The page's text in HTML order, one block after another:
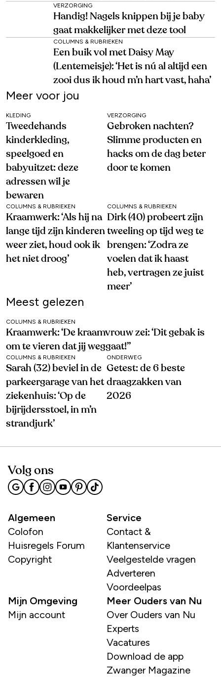
VERZORGING
Handig! Nagels knippen bij je baby
gaat makkelijker met deze tool
COLUMNS & RUBRIEKEN
Een buik vol met Daisy May
(Lentemeisje): ‘Het is nú al altijd een
zooi dus ik houd m’n hart vast, haha’
Meer voor jou
KLEDING
Tweedehands
kinderkleding,
speelgoed en
babyuitzet: deze
adressen wil je
bewaren
VERZORGING
Gebroken nachten?
Slimme producten en
hacks om de dag beter
door te komen
COLUMNS & RUBRIEKEN
Kraamwerk: ‘Als hij na
lange tijd zijn kinderen
weer ziet, houd ook ik
het niet droog’
COLUMNS & RUBRIEKEN
Dirk (40) probeert zijn
tweeling op tijd weg te
brengen: ‘Zodra ze
voelen dat ik haast
heb, vertragen ze juist
meer’
Meest gelezen
COLUMNS & RUBRIEKEN
Kraamwerk: ‘De kraamvrouw zei: ‘Dit gebak is
om te vieren dat jij weggaat!’’
COLUMNS & RUBRIEKEN
Sarah (32) beviel in de
parkeergarage van het
ziekenhuis: ‘Op de
bijrijdersstoel, in m’n
strandjurk’
ONDERWEG
Getest: de 6 beste
draagzakken van
2026
Volg ons
Algemeen
Colofon
Huisregels Forum
Copyright
Service
Contact &
Klantenservice
Veelgestelde vragen
Adverteren
Voordeelpas
Mijn Omgeving
Mijn account
Meer Ouders van Nu
Over Ouders van Nu
Experts
Vacatures
Download de app
Zwanger Magazine